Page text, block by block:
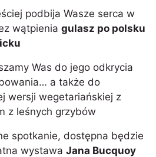
podbija Wasze serca w
wątpienia gulasz po polsku
Was do jego odkrycia
a także do
wersji wegetariańskiej z
z leśnych grzybów
spotkanie, dostępna będzie
wystawa Jana Bucquoy